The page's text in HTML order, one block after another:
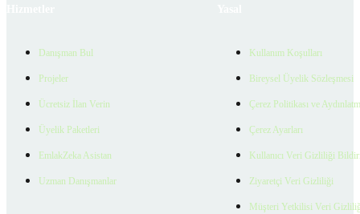
Danışman Bul
Projeler
Ücretsiz İlan Verin
Üyelik Paketleri
EmlakZeka Asistan
Uzman Danışmanlar
Kullanım Koşulları
Bireysel Üyelik Sözleşmesi
Çerez Politikası ve
Çerez Ayarları
Kullanıcı Veri Gizliliği
Ziyaretçi Veri Gizliliği
Müşteri Yetkilisi Veri